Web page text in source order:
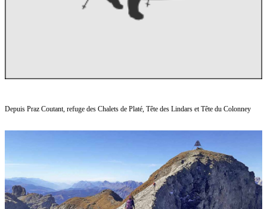
Depuis Praz Coutant, refuge des Chalets de Platé, Tête des Lindars et Tête du Colonney